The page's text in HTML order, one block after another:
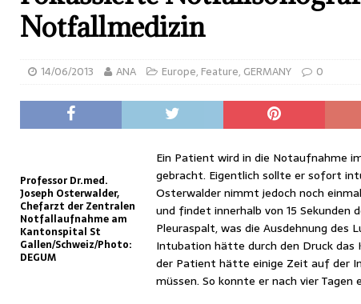
Notfallmedizin
14/06/2013 ANA Europe, Feature, GERMANY 0
Professor Dr.med.
Joseph Osterwalder,
Chefarzt der Zentralen
Notfallaufnahme am
Kantonspital St
Gallen/Schweiz/Photo:
DEGUM
Ein Patient wird in die Notaufnahme
gebracht. Eigentlich sollte er sofort
Osterwalder nimmt jedoch noch
und findet innerhalb von 15 Sekunden
Pleuraspalt, was die Ausdehnung des
Intubation hätte durch den Druck das
der Patient hätte einige Zeit auf der
müssen. So konnte er nach vier Tagen